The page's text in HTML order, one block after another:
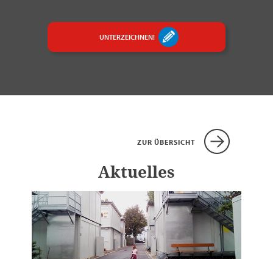
UNTERZEICHNEN!
ZUR ÜBERSICHT
Aktuelles